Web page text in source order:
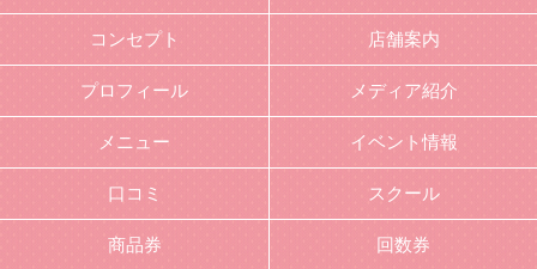
コンセプト 店舗案内
プロフィール メディア紹介
メニュー イベント情報
口コミ スクール
商品券 回数券